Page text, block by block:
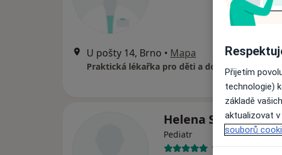
U pošty 14, Brno • Mapa
Praktická lékařka pro děti a dorost
Helena Slámová
Pediatr
12 názorů
Přijetím
technologie)
základě
aktualizovat
souborů